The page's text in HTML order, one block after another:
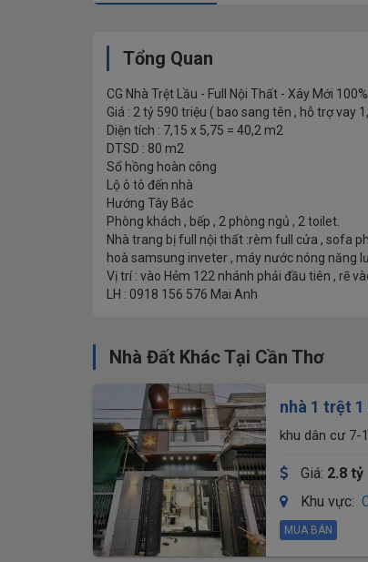
Tổng Quan
CG Nhà Trệt Lầu - Full Nội Thất - Xây Mới
Giá : 2 tỷ 590 triệu ( bao sang tên , hỗ trợ vay
Diện tích : 7,15 x 5,75 = 40,2 m2
DTSD : 80 m2
Sổ hồng hoàn công
Lộ ô tô đến nhà
Hướng Tây Bắc
Phòng khách , bếp , 2 phòng ngủ , 2 toilet.
Nhà trang bị full nội thất :rèm full cửa , sofa
hoà samsung inveter , máy nước nóng năng
Vị trí : vào Hẻm 122 nhánh phải đầu tiên , rẽ
LH : 0918 156 576 Mai Anh
Nhà Đất Khác Tại Cần Thơ
nhà 1 trệt 1
phòng ngủ
khu dân cư 7-
Giá: 2.8 tỷ
Khu vực:
MUA BÁN